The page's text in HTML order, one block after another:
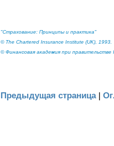
"Страхование: Принципы и практика"
© The Chartered Insurance Institute (UK), 1993.
© Финансовая академия при правительстве
Предыдущая страница|